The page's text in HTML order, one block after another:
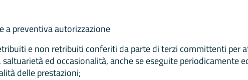
preventiva autorizzazione
e non retribuiti conferiti da parte di terzi committenti per
ed occasionalità, anche se eseguite periodicamente
delle prestazioni;